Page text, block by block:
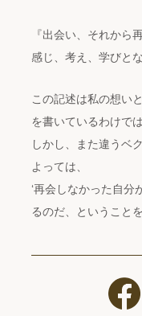
『出会い、それから
感じ、考え、学びと
この記述は私の想い
を書いているわけでは
しかし、また違うベ
よっては、
‘再会しなかった自分
るのだ、ということ